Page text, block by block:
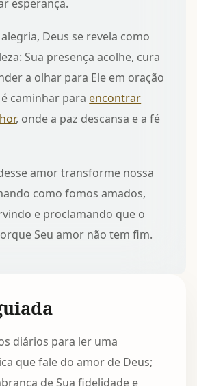
esperança.
Deus se revela como
Sua presença acolhe, cura
a olhar para Ele em oração
caminhar para encontrar
, onde a paz descansa e a fé
amor transforme nossa
como fomos amados,
e proclamando que o
Seu amor não tem fim.
diários para ler uma
que fale do amor de Deus;
de Sua fidelidade e